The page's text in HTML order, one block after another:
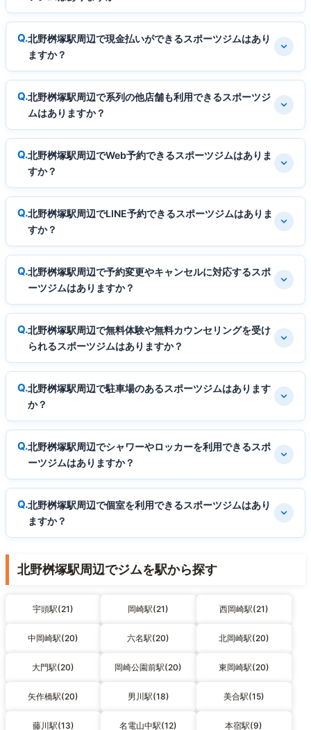
北野桝塚駅周辺で現金払いができるスポーツジムはあり
ますか？
北野桝塚駅周辺で系列の他店舗も利用できるスポーツジ
ムはありますか？
北野桝塚駅周辺でWeb予約できるスポーツジムはありま
すか？
北野桝塚駅周辺でLINE予約できるスポーツジムはありま
すか？
北野桝塚駅周辺で予約変更やキャンセルに対応するスポ
ーツジムはありますか？
北野桝塚駅周辺で無料体験や無料カウンセリングを受け
られるスポーツジムはありますか？
北野桝塚駅周辺で駐車場のあるスポーツジムはあります
か？
北野桝塚駅周辺でシャワーやロッカーを利用できるスポ
ーツジムはありますか？
北野桝塚駅周辺で個室を利用できるスポーツジムはあり
ますか？
北野桝塚駅周辺でジムを駅から探す
宇頭駅(21) 岡崎駅(21) 西岡崎駅(21)
中岡崎駅(20) 六名駅(20) 北岡崎駅(20)
大門駅(20) 岡崎公園前駅(20) 東岡崎駅(20)
矢作橋駅(20) 男川駅(18) 美合駅(15)
藤川駅(13) 名電山中駅(12) 本宿駅(9)